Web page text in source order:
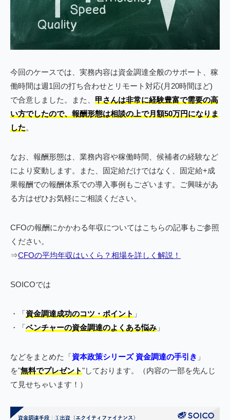
今回のケースでは、実務内容は資金調達全般のサポート、稼
働時間は週1回の打ち合わせとリモート対応(月20時間ほど)
で合意しました。また、 甲さんは非常に経験豊富で需要の高
い方でしたので、報酬形態は相談の上で月額50万円になりま
した。
なお、報酬形態は、業務内容や稼働時間、候補者の経験など
により変動します。また、固定給だけではなく、固定給+成
果報酬での報酬体系での導入事例もございます。ご興味があ
る方はぜひお気軽にご相談ください。
CFOの報酬にかかわる年収についてはこちらの記事もご参照
ください。
⇒CFOの平均年収はいくら？相場を詳しく解説！
SOICOでは
・「資金調達成功のコツ・ポイント 」
・「ベンチャーの資金調達のよくある悩み 」
などをまとめた「資本政策シリーズ 資金調達の手引き 」
を"無料でプレゼント"しております。（内容の一部を先んじ
て見せちゃいます！）